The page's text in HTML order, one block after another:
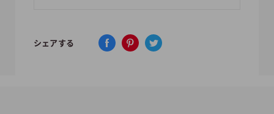
シェアする